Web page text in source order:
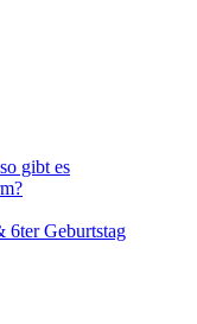
gibt es
Geburtstag